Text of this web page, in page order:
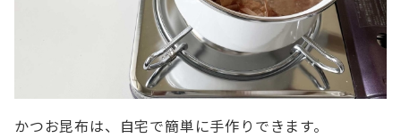
かつお昆布は、自宅で簡単に手作りできます。